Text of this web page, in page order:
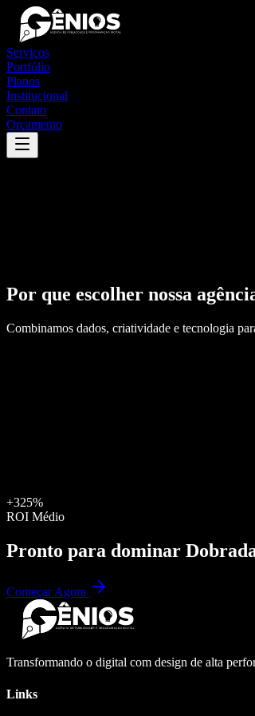
Serviços
Portfólio
Planos
Institucional
Contato
Orçamento
Por que escolher nossa
Combinamos dados, criatividade e tecnologia
+325%
ROI Médio
Pronto para dominar
Começar Agora
Transformando o digital com design de alta
Links